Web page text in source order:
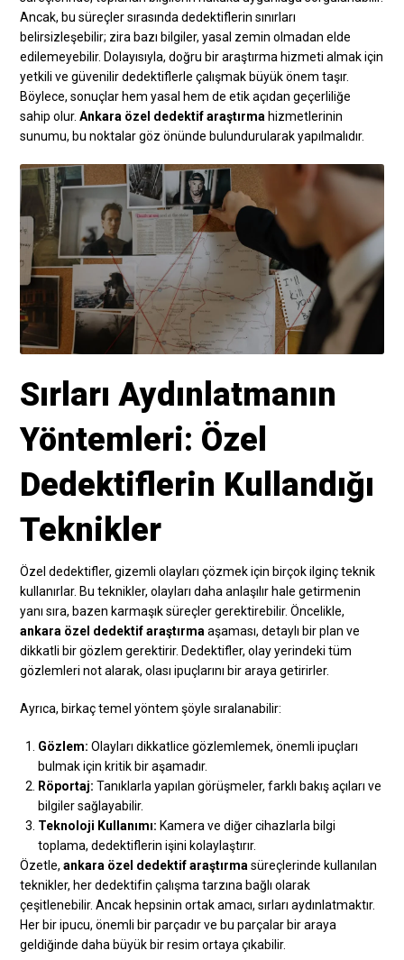
Ancak, bu süreçler sırasında dedektiflerin sınırları
belirsizleşebilir; zira bazı bilgiler, yasal zemin olmadan elde
edilemeyebilir. Dolayısıyla, doğru bir araştırma hizmeti almak için
yetkili ve güvenilir dedektiflerle çalışmak büyük önem taşır.
Böylece, sonuçlar hem yasal hem de etik açıdan geçerliliğe
sahip olur.Ankara özel dedektif araştırma hizmetlerinin
sunumu, bu noktalar göz önünde bulundurularak yapılmalıdır.
Sırları Aydınlatmanın
Yöntemleri: Özel
Dedektiflerin Kullandığı
Teknikler
Özel dedektifler, gizemli olayları çözmek için birçok ilginç teknik
kullanırlar. Bu teknikler, olayları daha anlaşılır hale getirmenin
yanı sıra, bazen karmaşık süreçler gerektirebilir. Öncelikle,
ankara özel dedektif araştırma aşaması, detaylı bir plan ve
dikkatli bir gözlem gerektirir. Dedektifler, olay yerindeki tüm
gözlemleri not alarak, olası ipuçlarını bir araya getirirler.
Ayrıca, birkaç temel yöntem şöyle sıralanabilir:
Gözlem: Olayları dikkatlice gözlemlemek, önemli ipuçları
bulmak için kritik bir aşamadır.
Röportaj: Tanıklarla yapılan görüşmeler, farklı bakış açıları ve
bilgiler sağlayabilir.
Teknoloji Kullanımı: Kamera ve diğer cihazlarla bilgi
toplama, dedektiflerin işini kolaylaştırır.
Özetle,ankara özel dedektif araştırma süreçlerinde kullanılan
teknikler, her dedektifin çalışma tarzına bağlı olarak
çeşitlenebilir. Ancak hepsinin ortak amacı, sırları aydınlatmaktır.
Her bir ipucu, önemli bir parçadır ve bu parçalar bir araya
geldiğinde daha büyük bir resim ortaya çıkabilir.